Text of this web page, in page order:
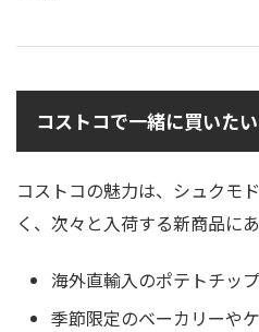
コストコで一緒に買いた
コストコの魅力は、シュクモ
く、次々と入荷する新商品に
海外直輸入のポテトチッ
季節限定のベーカリーや